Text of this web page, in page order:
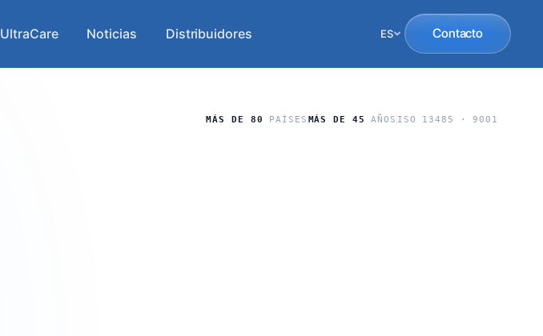
UltraCare Noticias Distribuidores ES Contacto
MÁS DE 80 PAÍSES MÁS DE 45 AÑOS ISO 13485 · 9001